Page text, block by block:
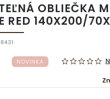
OBLIEČKA
RED 140X200/
NOVINKA